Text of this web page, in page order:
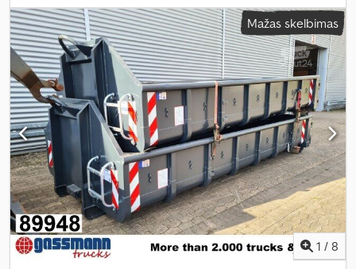
mm, krovimo vietos ilgis:5 500 mm, krovos erdvės aukštis:750
mm, pavaros tipas:kitas, vairuotojo kabina:kitas Mažas skelbimas
1 / 8